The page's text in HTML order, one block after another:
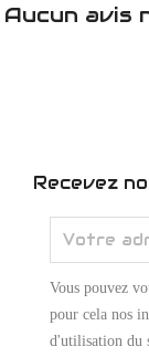
Aucun avis
Recevez
Vous pouvez
pour cela nos
d'utilisation du